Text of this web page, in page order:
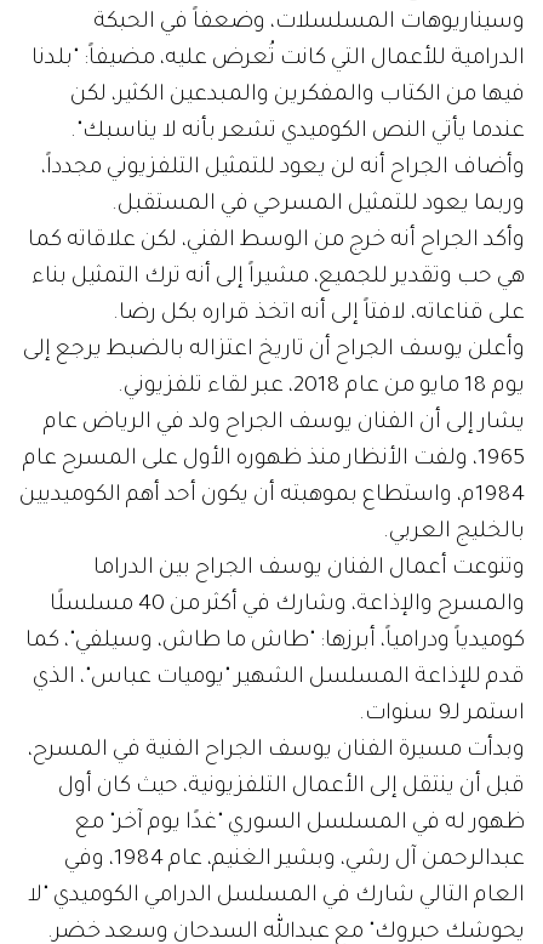
وسيناريوهات المسلسلات، وضعفاً في الحبكة
الدرامية للأعمال التي كانت تُعرض عليه، مضيفاً: "بلدنا
فيها من الكتاب والمفكرين والمبدعين الكثير، لكن
عندما يأتي النص الكوميدي تشعر بأنه لا يناسبك".
وأضاف الجراح أنه لن يعود للتمثيل التلفزيوني مجدداً،
وربما يعود للتمثيل المسرحي في المستقبل.
وأكد الجراح أنه خرج من الوسط الفني، لكن علاقاته كما
هي حب وتقدير للجميع، مشيراً إلى أنه ترك التمثيل بناء
على قناعاته، لافتاً إلى أنه اتخذ قراره بكل رضا.
وأعلن يوسف الجراح أن تاريخ اعتزاله بالضبط يرجع إلى
يوم 18 مايو من عام 2018، عبر لقاء تلفزيوني.
يشار إلى أن الفنان يوسف الجراح ولد في الرياض عام
1965، ولفت الأنظار منذ ظهوره الأول على المسرح عام
1984م، واستطاع بموهبته أن يكون أحد أهم الكوميديين
بالخليج العربي.
وتنوعت أعمال الفنان يوسف الجراح بين الدراما
والمسرح والإذاعة، وشارك في أكثر من 40 مسلسلًا
كوميدياً ودرامياً، أبرزها: "طاش ما طاش، وسيلفي"، كما
قدم للإذاعة المسلسل الشهير "يوميات عباس"، الذي
استمر لـ9 سنوات.
وبدأت مسيرة الفنان يوسف الجراح الفنية في المسرح،
قبل أن ينتقل إلى الأعمال التلفزيونية، حيث كان أول
ظهور له في المسلسل السوري "غدًا يوم آخر" مع ​
عبدالرحمن آل رشي​، وبشير الغنيم، عام 1984، وفي
العام التالي شارك في المسلسل الدرامي الكوميدي "لا
يحوشك حبروك" مع ​عبدالله السدحان​ وسعد خضر.